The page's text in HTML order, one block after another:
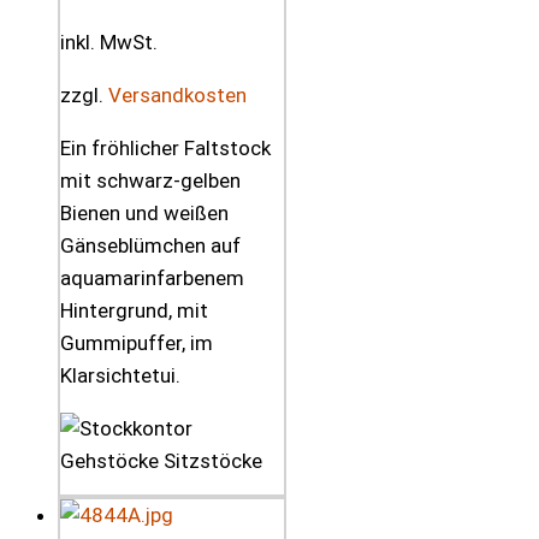
inkl. MwSt.
zzgl. Versandkosten
Ein fröhlicher Faltstock
mit schwarz-gelben
Bienen und weißen
Gänseblümchen auf
aquamarinfarbenem
Hintergrund, mit
Gummipuffer, im
Klarsichtetui.